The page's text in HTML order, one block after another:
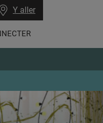
Y aller